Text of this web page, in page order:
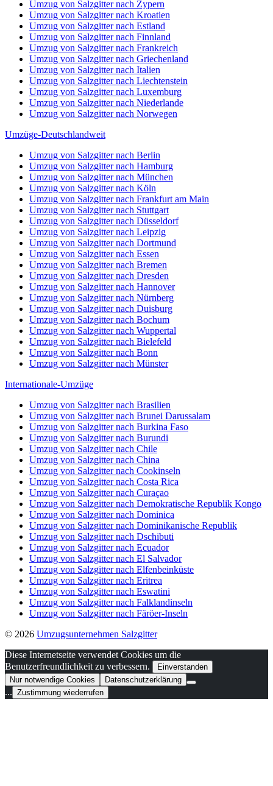
Umzug von Salzgitter nach Zypern
Umzug von Salzgitter nach Kroatien
Umzug von Salzgitter nach Estland
Umzug von Salzgitter nach Finnland
Umzug von Salzgitter nach Frankreich
Umzug von Salzgitter nach Griechenland
Umzug von Salzgitter nach Italien
Umzug von Salzgitter nach Liechtenstein
Umzug von Salzgitter nach Luxemburg
Umzug von Salzgitter nach Niederlande
Umzug von Salzgitter nach Norwegen
Umzüge-Deutschlandweit
Umzug von Salzgitter nach Berlin
Umzug von Salzgitter nach Hamburg
Umzug von Salzgitter nach München
Umzug von Salzgitter nach Köln
Umzug von Salzgitter nach Frankfurt am Main
Umzug von Salzgitter nach Stuttgart
Umzug von Salzgitter nach Düsseldorf
Umzug von Salzgitter nach Leipzig
Umzug von Salzgitter nach Dortmund
Umzug von Salzgitter nach Essen
Umzug von Salzgitter nach Bremen
Umzug von Salzgitter nach Dresden
Umzug von Salzgitter nach Hannover
Umzug von Salzgitter nach Nürnberg
Umzug von Salzgitter nach Duisburg
Umzug von Salzgitter nach Bochum
Umzug von Salzgitter nach Wuppertal
Umzug von Salzgitter nach Bielefeld
Umzug von Salzgitter nach Bonn
Umzug von Salzgitter nach Münster
Internationale-Umzüge
Umzug von Salzgitter nach Brasilien
Umzug von Salzgitter nach Brunei Darussalam
Umzug von Salzgitter nach Burkina Faso
Umzug von Salzgitter nach Burundi
Umzug von Salzgitter nach Chile
Umzug von Salzgitter nach China
Umzug von Salzgitter nach Cookinseln
Umzug von Salzgitter nach Costa Rica
Umzug von Salzgitter nach Curaçao
Umzug von Salzgitter nach Demokratische Republik Kongo
Umzug von Salzgitter nach Dominica
Umzug von Salzgitter nach Dominikanische Republik
Umzug von Salzgitter nach Dschibuti
Umzug von Salzgitter nach Ecuador
Umzug von Salzgitter nach El Salvador
Umzug von Salzgitter nach Elfenbeinküste
Umzug von Salzgitter nach Eritrea
Umzug von Salzgitter nach Eswatini
Umzug von Salzgitter nach Falklandinseln
Umzug von Salzgitter nach Färöer-Inseln
© 2026 Umzugsunternehmen Salzgitter
Diese Internetseite verwendet Cookies um die
Benutzerfreundlichkeit zu verbessern.
Einverstanden
Nur notwendige Cookies
Datenschutzerklärung
... Zustimmung wiederrufen